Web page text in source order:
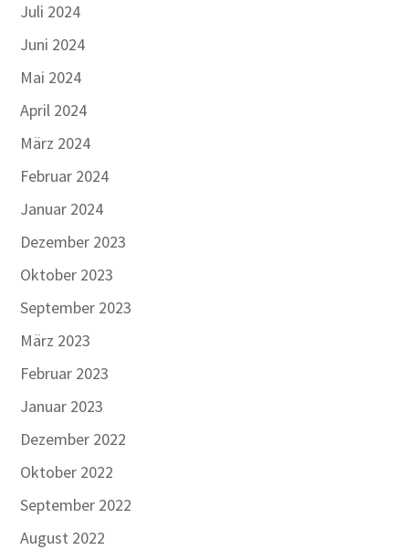
Juli 2024
Juni 2024
Mai 2024
April 2024
März 2024
Februar 2024
Januar 2024
Dezember 2023
Oktober 2023
September 2023
März 2023
Februar 2023
Januar 2023
Dezember 2022
Oktober 2022
September 2022
August 2022